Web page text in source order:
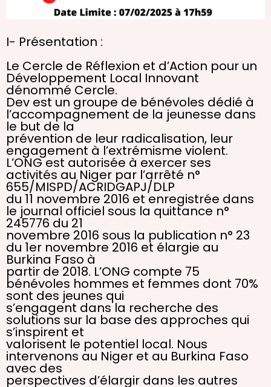
I- Présentation :
Le Cercle de Réflexion et d’Action pour un
Développement Local Innovant
dénommé Cercle.
Dev est un groupe de bénévoles dédié à
l’accompagnement de la jeunesse dans
le but de la
prévention de leur radicalisation, leur
engagement à l’extrémisme violent.
L’ONG est autorisée à exercer ses
activités au Niger par l’arrêté n°
655/MISPD/ACRIDGAPJ/DLP
du 11 novembre 2016 et enregistrée dans
le journal officiel sous la quittance n°
245776 du 21
novembre 2016 sous la publication n° 23
du 1er novembre 2016 et élargie au
Burkina Faso à
partir de 2018. L’ONG compte 75
bénévoles hommes et femmes dont 70%
sont des jeunes qui
s’engagent dans la recherche des
solutions sur la base des approches qui
s’inspirent et
valorisent le potentiel local. Nous
intervenons au Niger et au Burkina Faso
avec des
perspectives d’élargir dans les autres